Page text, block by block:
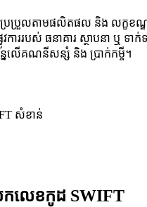
ប្រែប្រួលតាមផលិតផល និង លក្ខខ
វការរបស់ ធនាគារ ស្ថាបនា ឬ ទា
បន្នលើគណនីសន្សំ និង ប្រាក់កម្ចី។
សំខាន់
ែកលេខកូដ SWIFT